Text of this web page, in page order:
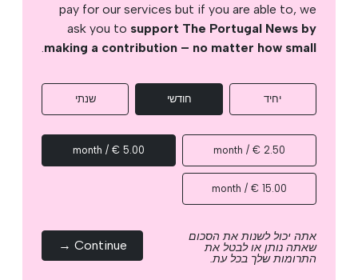
pay for our services but if you are able to, we
ask you to support The Portugal News by
making a contribution – no matter how small
יחיד חודשי שנתי
2.50 € / month
5.00 € / month
15.00 € / month
אתה יכול לשנות את הסכום
שאתה נותן או לבטל את
התרומות שלך בכל עת.
Continue →